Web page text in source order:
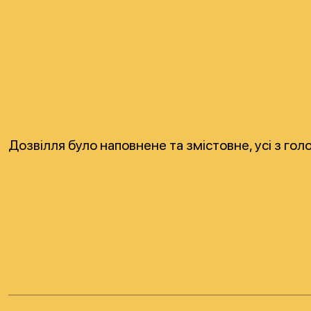
Дозвілля було наповнене та змістовне, усі з